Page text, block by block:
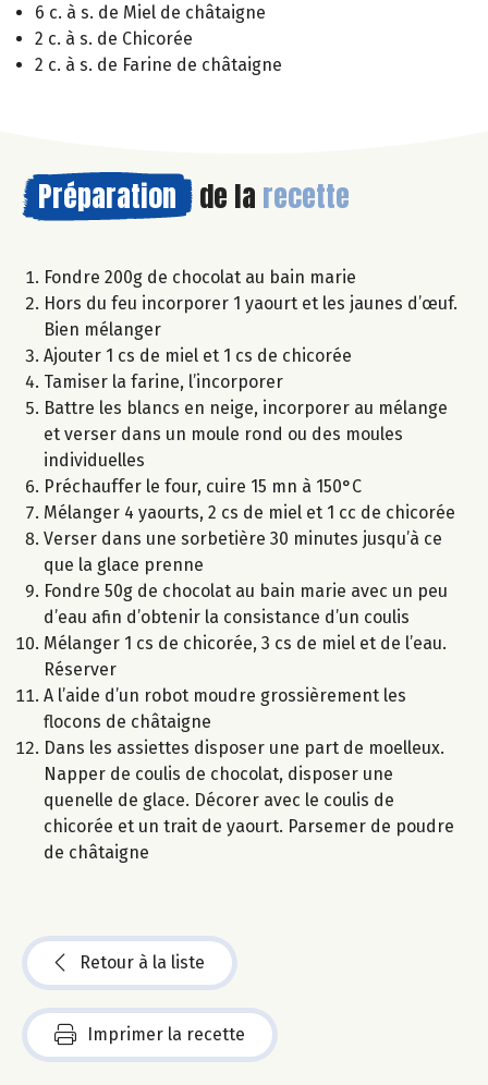
6 c. à s. de Miel de châtaigne
2 c. à s. de Chicorée
2 c. à s. de Farine de châtaigne
Préparation de la recette
Fondre 200g de chocolat au bain marie
Hors du feu incorporer 1 yaourt et les jaunes d’œuf.
Bien mélanger
Ajouter 1 cs de miel et 1 cs de chicorée
Tamiser la farine, l’incorporer
Battre les blancs en neige, incorporer au mélange
et verser dans un moule rond ou des moules
individuelles
Préchauffer le four, cuire 15 mn à 150°C
Mélanger 4 yaourts, 2 cs de miel et 1 cc de chicorée
Verser dans une sorbetière 30 minutes jusqu’à ce
que la glace prenne
Fondre 50g de chocolat au bain marie avec un peu
d’eau afin d’obtenir la consistance d’un coulis
Mélanger 1 cs de chicorée, 3 cs de miel et de l’eau.
Réserver
A l’aide d’un robot moudre grossièrement les
flocons de châtaigne
Dans les assiettes disposer une part de moelleux.
Napper de coulis de chocolat, disposer une
quenelle de glace. Décorer avec le coulis de
chicorée et un trait de yaourt. Parsemer de poudre
de châtaigne
Retour à la liste
Imprimer la recette